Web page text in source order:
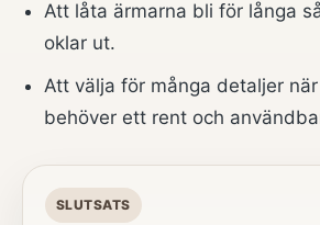
Att låta ärmarna bli för långa
oklar ut.
Att välja för många detaljer
behöver ett rent och
SLUTSATS